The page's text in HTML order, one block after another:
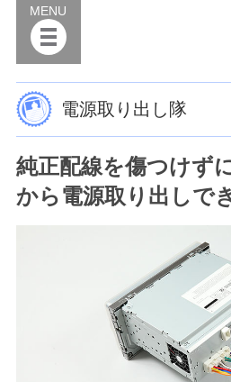
MENU
電源取り出し隊
純正配線を傷つけず
から電源取り出しで